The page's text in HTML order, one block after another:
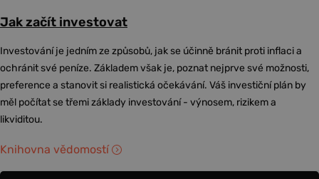
Jak začít investovat
Investování je jedním ze způsobů, jak se účinně bránit proti inflaci a
ochránit své peníze. Základem však je, poznat nejprve své možnosti,
preference a stanovit si realistická očekávání. Váš investiční plán by
měl počítat se třemi základy investování - výnosem, rizikem a
likviditou.
Knihovna vědomostí